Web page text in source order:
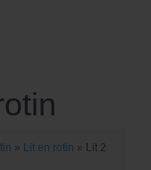
» Lit en rotin » Lit 2